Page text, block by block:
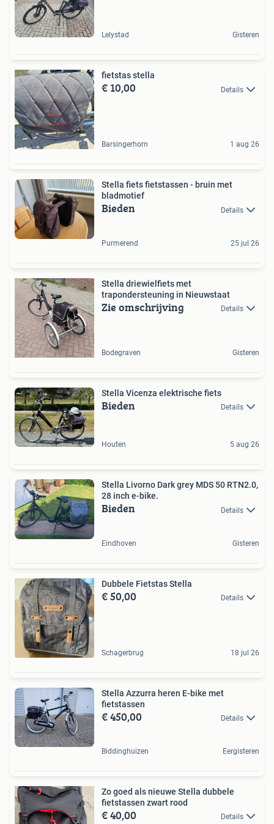
Lelystad Gisteren
fietstas stella
€ 10,00 Details
Barsingerhorn 1 aug 26
Stella fiets fietstassen - bruin met
bladmotief
Bieden Details
Purmerend 25 jul 26
Stella driewielfiets met
trapondersteuning in Nieuwstaat
Zie omschrijving Details
Bodegraven Gisteren
Stella Vicenza elektrische fiets
Bieden Details
Houten 5 aug 26
Stella Livorno Dark grey MDS 50 RTN2.0,
28 inch e-bike.
Bieden Details
Eindhoven Gisteren
Dubbele Fietstas Stella
€ 50,00 Details
Schagerbrug 18 jul 26
Stella Azzurra heren E-bike met
fietstassen
€ 450,00 Details
Biddinghuizen Eergisteren
Zo goed als nieuwe Stella dubbele
fietstassen zwart rood
€ 40,00 Details